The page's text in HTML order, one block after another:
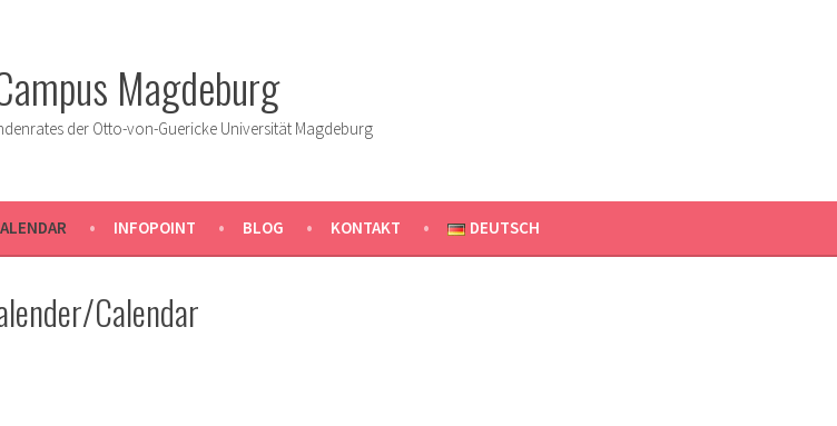
Magdeburg
der Otto-von-Guericke Universität Magdeburg
INFOPOINT BLOG KONTAKT DEUTSCH
Calendar